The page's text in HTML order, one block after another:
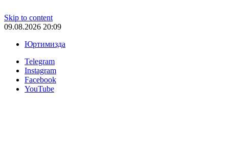
Skip to content
09.08.2026 20:09
Юртимизда
Telegram
Instagram
Facebook
YouTube